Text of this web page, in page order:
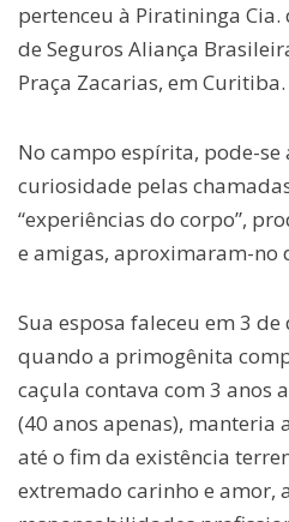
pertenceu à Piratininga Cia.
de Seguros Aliança
Praça Zacarias, em Curitiba.
No campo espírita, pode-
curiosidade pelas
“experiências do corpo”,
e amigas, aproximaram-no
Sua esposa faleceu em 3
quando a primogênita
caçula contava com 3 anos
(40 anos apenas), manteria
até o fim da existência
extremado carinho e amor,